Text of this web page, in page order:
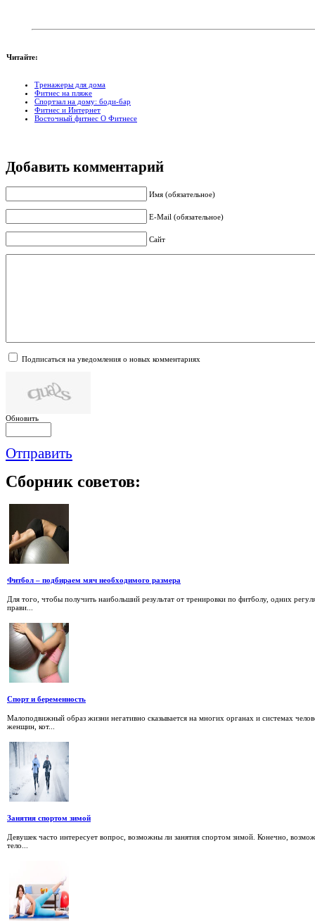
Читайте:
Тренажеры для дома
Фитнес на пляже
Спортзал на дому: боди-бар
Фитнес и Интернет
Восточный фитнес О Фитнесе
Добавить комментарий
Имя (обязательное)
E-Mail (обязательное)
Сайт
Подписаться на уведомления о новых комментариях
Обновить
Отправить
Сборник советов:
Фитбол – подбираем мяч необходимого размера
Для того, чтобы получить наибольший результат от тренировки по фитболу, одних
прави...
Спорт и беременность
Малоподвижный образ жизни негативно сказывается на многих органах и системах
женщин, кот...
Занятия спортом зимой
Девушек часто интересует вопрос, возможны ли занятия спортом зимой. Конечно,
тело...